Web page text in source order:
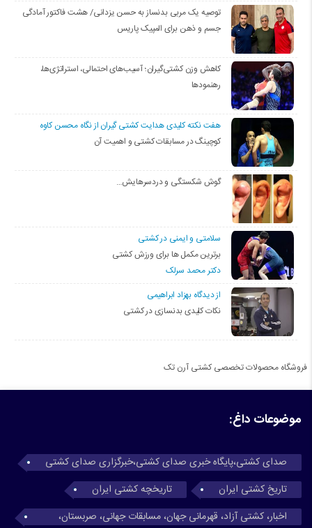
توصیه یک مربی بدنساز به حسن یزدانی/ هشت فاکتور آمادگی
جسم و ذهن برای المپیک پاریس
کاهش وزن کشتی‌گیران؛ آسیب‌های احتمالی، استراتژی‌ها،
رهنمودها
هفت نکته کلیدی هدایت کشتی گیران از نگاه محسن کاوه
کوچینگ در مسابقات کشتی و اهمیت آن
گوش شکستگی و دردسرهایش…
سلامتی و ایمنی در کشتی
برترین مکمل ها برای ورزش کشتی
دکتر محمد سرلک
از دیدگاه بهزاد ابراهیمی
نکات کلیدی بدنسازی در کشتی
فروشگاه محصولات تخصصی کشتی آرن تک
موضوعات داغ:
صدای کشتی،پایگاه خبری صدای کشتی،خبرگزاری صدای کشتی
تاریخ کشتی ایران
تاریخچه کشتی ایران
اخبار، کشتی آزاد، قهرمانی جهان، مسابقات جهانی، صربستان،